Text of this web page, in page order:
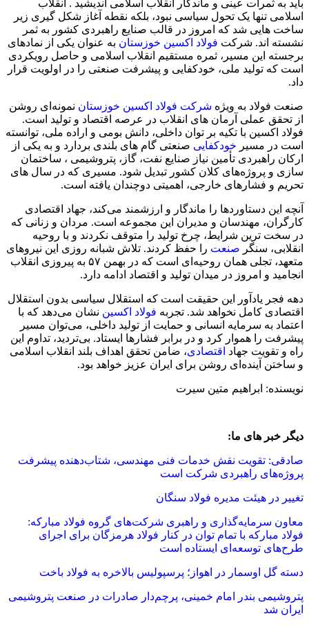
باید به ثمرات عینی و ماندگار انقلاب اسلامی اندیشید . انقلاب
اسلامی تنها یک تحول سیاسی نبود، بلکه نقطه آغاز شکل‌ گیری زیر
ساخت‌ هایی شد که امروز در قالب صنایع راهبردی کشور به ثمر
نشسته‌ اند. شرکت فولاد اکسین خوزستان به‌ عنوان یکی از نمادهای
برجسته این مسیر، ثمره مستقیم انقلاب اسلامی و حاصل رویکردی
است که تولید ملی، خودکفایی و پیشرفت صنعتی را در اولویت قرار
داد.
صنعت فولاد به‌ ویژه شرکت فولاد اکسین خوزستان نمونه‌ای روشن
از تحقق عملی آرمان‌ های انقلاب در عرصه اقتصاد و تولید است.
فولاد اکسین با تکیه بر توان داخلی، دانش بومی و اراده ملی، توانسته
است در مسیر خودکفایی صنعتی گام‌ های بلندی بردارد و به یکی از
ارکان راهبردی تأمین نیاز صنایع نفت، گاز، پتروشیمی ، ساختمان
سازی و پروژه‌های کلان کشور تبدیل شود. مسیری که در سال‌ های
تحریم و فشارهای خارجی، اهمیتی دوچندان یافته است.
آنچه این دستاوردها را ماندگار و ارزشمند می‌کند، جهاد اقتصادی
کارگران، مهندسان و مدیران این مجموعه است. مردان و زنانی که
در سخت‌ ترین شرایط، چرخ تولید را متوقف نکردند و با روحیه
انقلابی، سنگر صنعت را حفظ کردند. تلاش شبانه‌ روزی این نیروهای
متعهد، تجلی همان روحیه‌ای است که در بهمن ۵۷ به پیروزی انقلاب
انجامید و امروز در میدان تولید و اقتصاد ادامه دارد.
دهه فجر یادآور این حقیقت است که استقلال سیاسی بدون استقلال
اقتصادی کامل نخواهد شد. تجربه فولاد اکسین نشان می‌دهد که با
اعتماد به سرمایه انسانی و حمایت از تولید داخلی، می‌توان مسیر
پیشرفت را هموار کرد و در برابر فشارها ایستاد. بی‌تردید، تداوم این
راه و تقویت جهاد اقتصادی، ضامن تحقق اهداف بلند انقلاب اسلامی
و ساختن آینده‌ای روشن برای ایران عزیز خواهد بود.
نویسنده: ابراهیم متین سیرت
دیگر خبر های ما:
صادقی: تقویت نقش خدمات فنی مهندسی، شتاب‌دهنده پیشرفت
پروژه‌های راهبردی شرکت است
تغییر در هیئت مدیره فولاد سنگان
معاون سرمایه‌گذاری و راهبری شرکت‌های گروه فولاد مبارکه:
فولاد مبارکه با تمام توان در کنار فولاد هرمزگان برای اجرای
طرح‌های توسعه‌ای ایستاده است
دسته گل اوسمار در اهواز؛ پرسپولیس بالاخره به فولاد باخت
پتروشیمی بندر امام خمینی، پرچم‌دار صادرات در صنعت پتروشیمی
ایران شد